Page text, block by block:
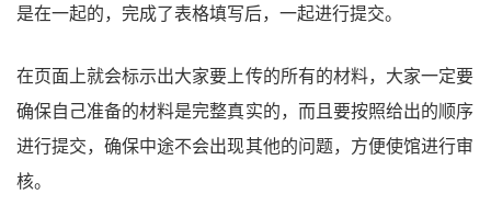
是在一起的，完成了表格填写后，一起进行提交。
在页面上就会标示出大家要上传的所有的材料，大家一定要
确保自己准备的材料是完整真实的，而且要按照给出的顺序
进行提交，确保中途不会出现其他的问题，方便使馆进行审
核。